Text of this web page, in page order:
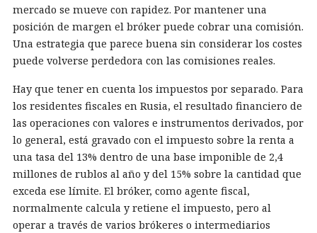
mercado se mueve con rapidez. Por mantener una
posición de margen el bróker puede cobrar una comisión.
Una estrategia que parece buena sin considerar los costes
puede volverse perdedora con las comisiones reales.
Hay que tener en cuenta los impuestos por separado. Para
los residentes fiscales en Rusia, el resultado financiero de
las operaciones con valores e instrumentos derivados, por
lo general, está gravado con el impuesto sobre la renta a
una tasa del 13% dentro de una base imponible de 2,4
millones de rublos al año y del 15% sobre la cantidad que
exceda ese límite. El bróker, como agente fiscal,
normalmente calcula y retiene el impuesto, pero al
operar a través de varios brókeres o intermediarios